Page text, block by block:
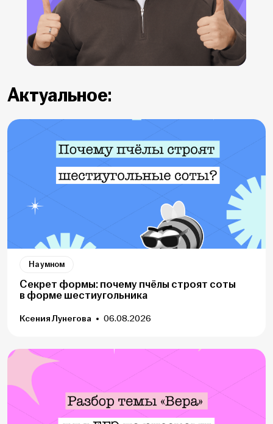
Актуальное:
На умном
Секрет формы: почему пчёлы строят соты
в форме шестиугольника
Ксения Лунегова 06.08.2026